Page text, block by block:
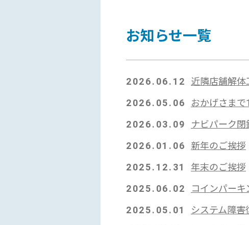
お知らせ一覧
2026.06.12
近隣店舗解体
2026.05.06
おかげさま
2026.03.09
ナビパーク
2026.01.06
新年のご挨拶
2025.12.31
年末のご挨拶
2025.06.02
コインパー
2025.05.01
システム障